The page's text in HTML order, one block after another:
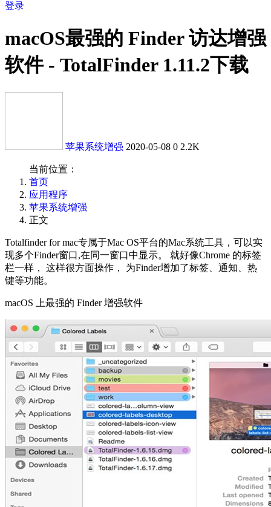
登录
macOS最强的 Finder 访达增强
软件 - TotalFinder 1.11.2下载
苹果系统增强 2020-05-08 0 2.2K
当前位置：
首页
应用程序
苹果系统增强
正文
Totalfinder for mac专属于Mac OS平台的Mac系统工具，可以实
现多个Finder窗口,在同一窗口中显示。 就好像Chrome 的标签
栏一样， 这样很方面操作， 为Finder增加了标签、通知、热
键等功能。
macOS 上最强的 Finder 增强软件